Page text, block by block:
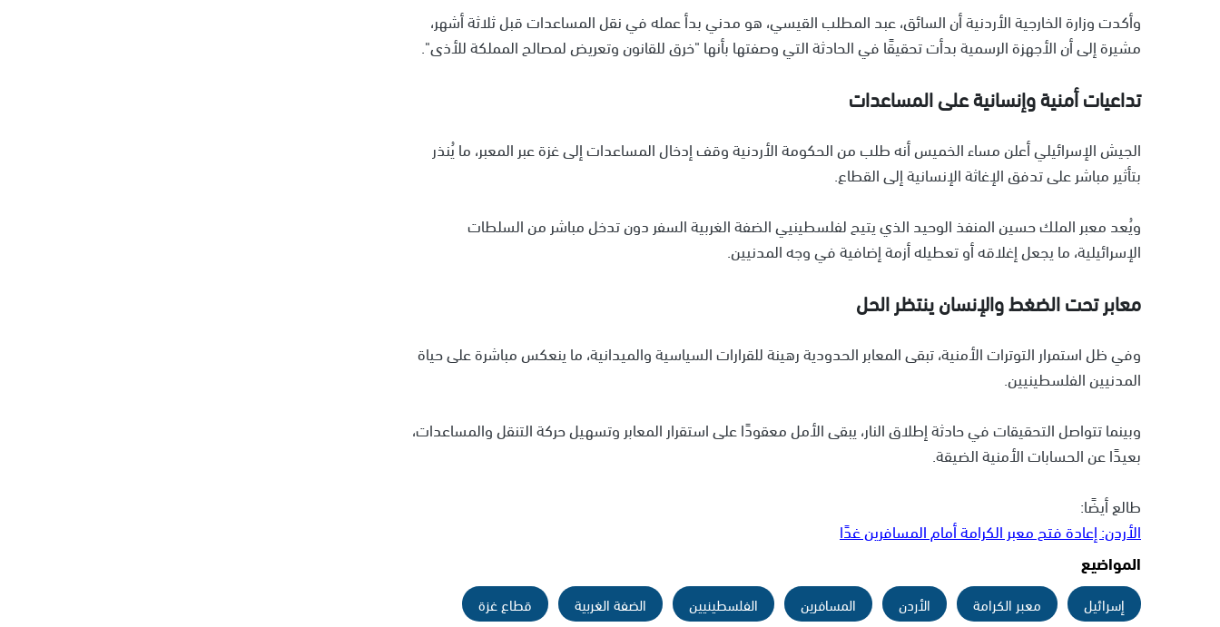
وأكدت وزارة الخارجية الأردنية أن السائق، عبد المطلب القيسي، هو مدني بدأ عمله في نقل المساعدات قبل ثلاثة أشهر،
مشيرة إلى أن الأجهزة الرسمية بدأت تحقيقًا في الحادثة التي وصفتها بأنها "خرق للقانون وتعريض لمصالح المملكة للأذى".
تداعيات أمنية وإنسانية على المساعدات
الجيش الإسرائيلي أعلن مساء الخميس أنه طلب من الحكومة الأردنية وقف إدخال المساعدات إلى غزة عبر المعبر، ما يُنذر
بتأثير مباشر على تدفق الإغاثة الإنسانية إلى القطاع.
ويُعد معبر الملك حسين المنفذ الوحيد الذي يتيح لفلسطينيي الضفة الغربية السفر دون تدخل مباشر من السلطات
الإسرائيلية، ما يجعل إغلاقه أو تعطيله أزمة إضافية في وجه المدنيين.
معابر تحت الضغط والإنسان ينتظر الحل
وفي ظل استمرار التوترات الأمنية، تبقى المعابر الحدودية رهينة للقرارات السياسية والميدانية، ما ينعكس مباشرة على حياة
المدنيين الفلسطينيين.
وبينما تتواصل التحقيقات في حادثة إطلاق النار، يبقى الأمل معقودًا على استقرار المعابر وتسهيل حركة التنقل والمساعدات،
بعيدًا عن الحسابات الأمنية الضيقة.
طالع أيضًا:
الأردن: إعادة فتح معبر الكرامة أمام المسافرين غدًا
المواضيع
إسرائيل معبر الكرامة الأردن المسافرين الفلسطينيين الضفة الغربية
قطاع غزة